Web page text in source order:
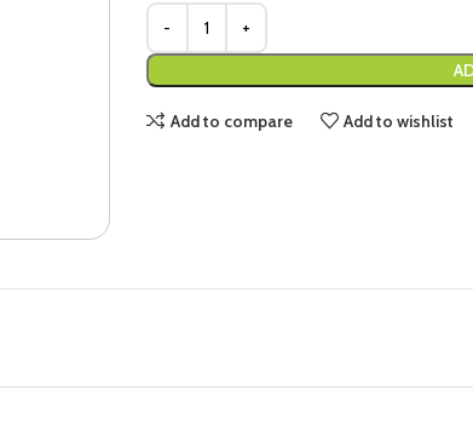
Add to compare Add to wishlist